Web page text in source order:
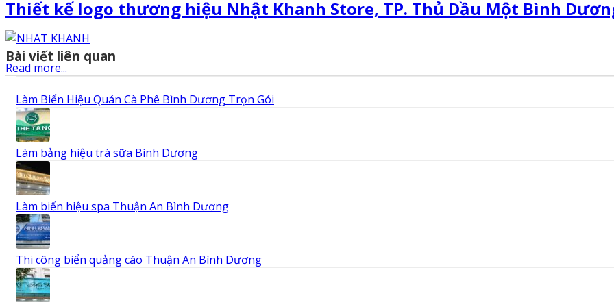
Thiết kế logo thương hiệu Nhật Khanh Store, TP. Thủ Dầu Một Bình
Read more...
Bài viết liên quan
Làm Biển Hiệu Quán Cà Phê Bình Dương Trọn Gói
Làm bảng hiệu trà sữa Bình Dương
Làm biển hiệu spa Thuận An Bình Dương
Thi công biển quảng cáo Thuận An Bình Dương